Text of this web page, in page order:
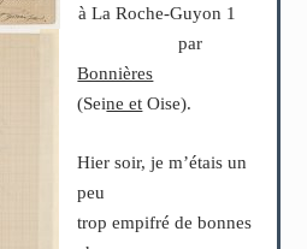
à La Roche-Guyon 1
par
Bonnières
(Seine et Oise).
Hier soir, je m’étais un
peu
trop empifré de bonnes